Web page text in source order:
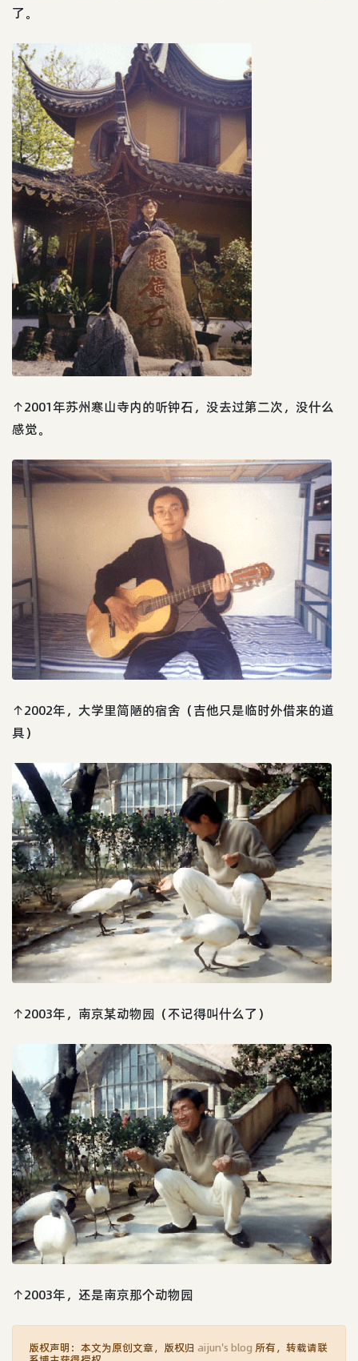
了。
↑2001年苏州寒山寺内的听钟石，没去过第二次，没什么
感觉。
↑2002年，大学里简陋的宿舍（吉他只是临时外借来的道
具）
↑2003年，南京某动物园（不记得叫什么了）
↑2003年，还是南京那个动物园
版权声明：本文为原创文章，版权归 aijun's blog 所有，转载请联